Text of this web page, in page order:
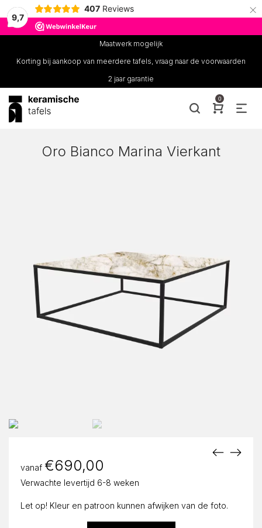
9,7
407 Reviews ×
Maatwerk mogelijk
Korting bij aankoop van meerdere tafels, vraag naar de voorwaarden
2 jaar garantie
0
Oro Bianco Marina Vierkant
vanaf €690,00
Verwachte levertijd 6-8 weken
Let op! Kleur en patroon kunnen afwijken van de foto.